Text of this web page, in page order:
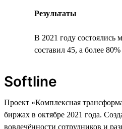
Результаты
В 2021 году состоялись
составил 45, а более
Softline
Проект «Комплексная
биржах в октябре 2021 года.
вовлечённости сотрудников и